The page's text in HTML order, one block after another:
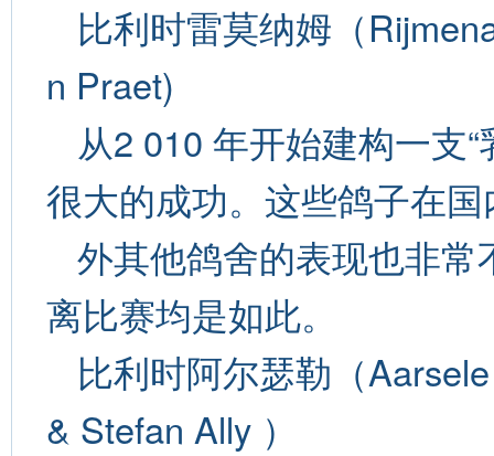
比利时雷莫纳姆（
n Praet)
从2 010 年开始建构一支
很大的成功。这些鸽子在国
外其他鸽舍的表现也非
离比赛均是如此。
比利时阿尔瑟勒（
& Stefan Ally ）